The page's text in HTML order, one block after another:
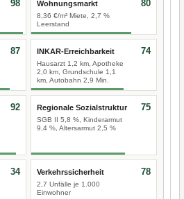
98 Wohnungsmarkt
8,36 €/m² Miete, 2,7 %
Leerstand
80
87 INKAR-Erreichbarkeit
Hausarzt 1,2 km, Apotheke
2,0 km, Grundschule 1,1
km, Autobahn 2,9 Min.
74
92 Regionale Sozialstruktur
SGB II 5,8 %, Kinderarmut
9,4 %, Altersarmut 2,5 %
75
34 Verkehrssicherheit
2,7 Unfälle je 1.000
Einwohner
78